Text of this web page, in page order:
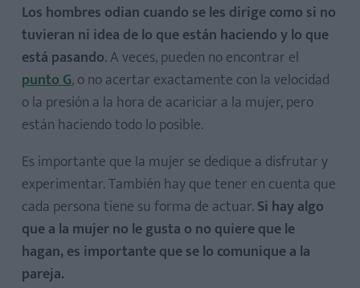
Los hombres odian cuando se les dirige como si no
tuvieran ni idea de lo que están haciendo y lo que
está pasando. A veces, pueden no encontrar el
punto G, o no acertar exactamente con la velocidad
o la presión a la hora de acariciar a la mujer, pero
están haciendo todo lo posible.
Es importante que la mujer se dedique a disfrutar y
experimentar. También hay que tener en cuenta que
cada persona tiene su forma de actuar. Si hay algo
que a la mujer no le gusta o no quiere que le
hagan, es importante que se lo comunique a la
pareja.